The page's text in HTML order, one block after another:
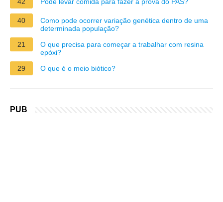
40
Como pode ocorrer variação genética dentro de uma
determinada população?
21
O que precisa para começar a trabalhar com resina
epóxi?
29
O que é o meio biótico?
PUB